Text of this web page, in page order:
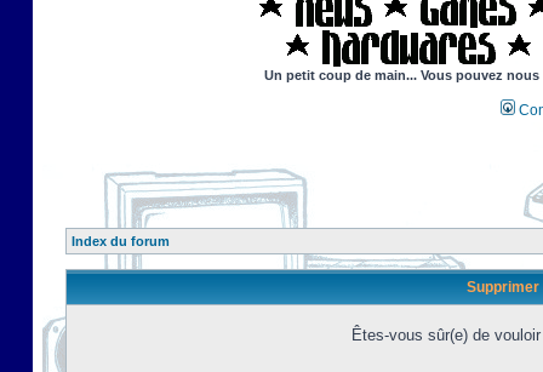
Un petit coup de main... Vous pouvez
Index du forum
Supprimer
Êtes-vous sûr(e) de